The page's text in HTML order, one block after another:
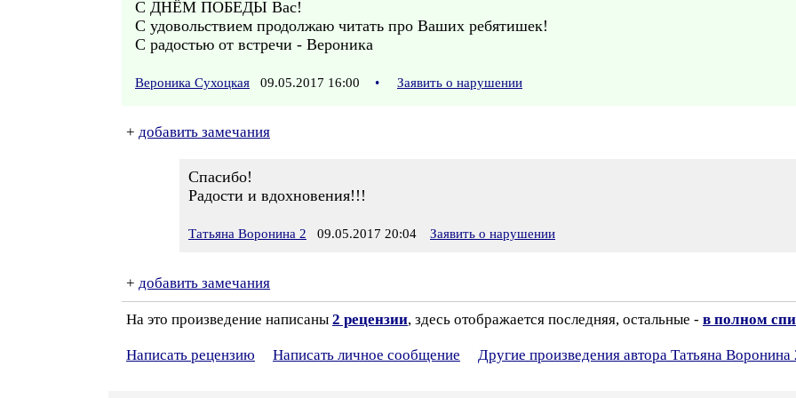
С ДНЁМ ПОБЕДЫ Вас!
С удовольствием продолжаю читать про Ваших ребятишек!
С радостью от встречи - Вероника
Вероника Сухоцкая 09.05.2017 16:00 • Заявить о нарушении
+ добавить замечания
Спасибо!
Радости и вдохновения!!!
Татьяна Воронина 2 09.05.2017 20:04 Заявить о нарушении
+ добавить замечания
На это произведение написаны 2 рецензии, здесь отображается последняя, остальные - в полном
Написать рецензию Написать личное сообщение Другие произведения автора Татьяна Воронина